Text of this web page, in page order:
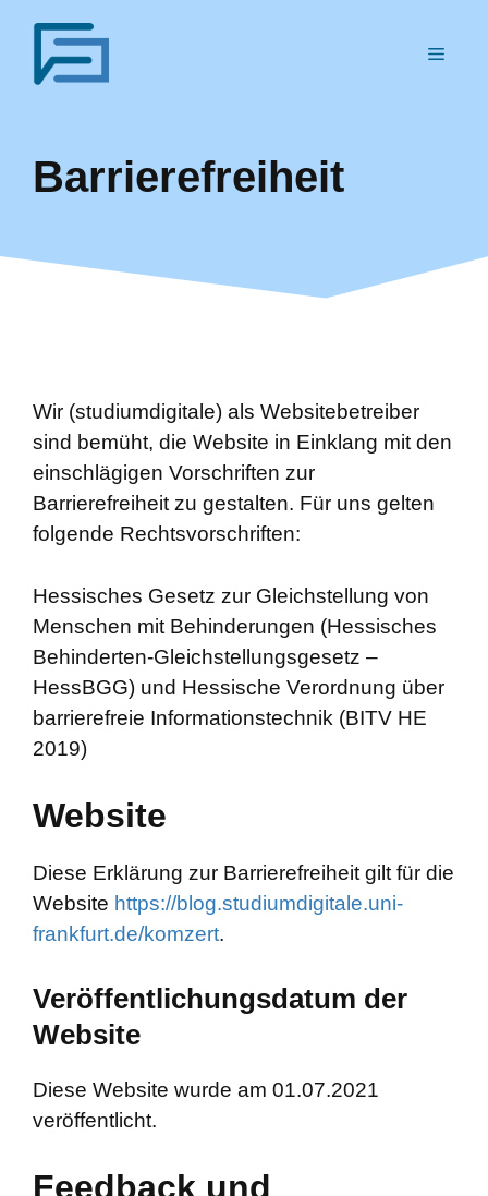
springen
Barrierefreiheit
Wir (studiumdigitale) als Websitebetreiber
sind bemüht, die Website in Einklang mit den
einschlägigen Vorschriften zur
Barrierefreiheit zu gestalten. Für uns gelten
folgende Rechtsvorschriften:
Hessisches Gesetz zur Gleichstellung von
Menschen mit Behinderungen (Hessisches
Behinderten-Gleichstellungsgesetz –
HessBGG) und Hessische Verordnung über
barrierefreie Informationstechnik (BITV HE
2019)
Website
Diese Erklärung zur Barrierefreiheit gilt für die
Website https://blog.studiumdigitale.uni-
frankfurt.de/komzert.
Veröffentlichungsdatum der
Website
Diese Website wurde am 01.07.2021
veröffentlicht.
Feedback und